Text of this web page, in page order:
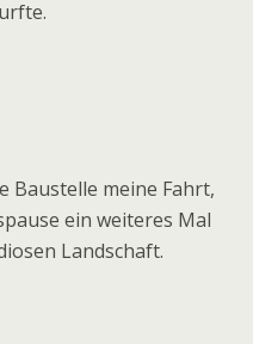
Baustelle meine Fahrt,
ein weiteres Mal
Landschaft.